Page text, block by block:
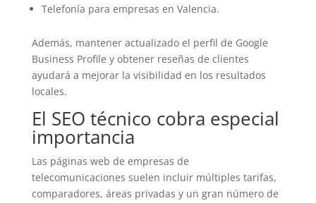
Telefonía para empresas en Valencia.
Además, mantener actualizado el perfil de Google
Business Profile y obtener reseñas de clientes
ayudará a mejorar la visibilidad en los resultados
locales.
El SEO técnico cobra especial
importancia
Las páginas web de empresas de
telecomunicaciones suelen incluir múltiples tarifas,
comparadores, áreas privadas y un gran número de